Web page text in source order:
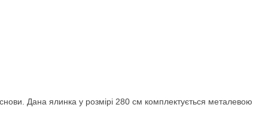
Дана ялинка у розмірі 280 см комплектується металевою